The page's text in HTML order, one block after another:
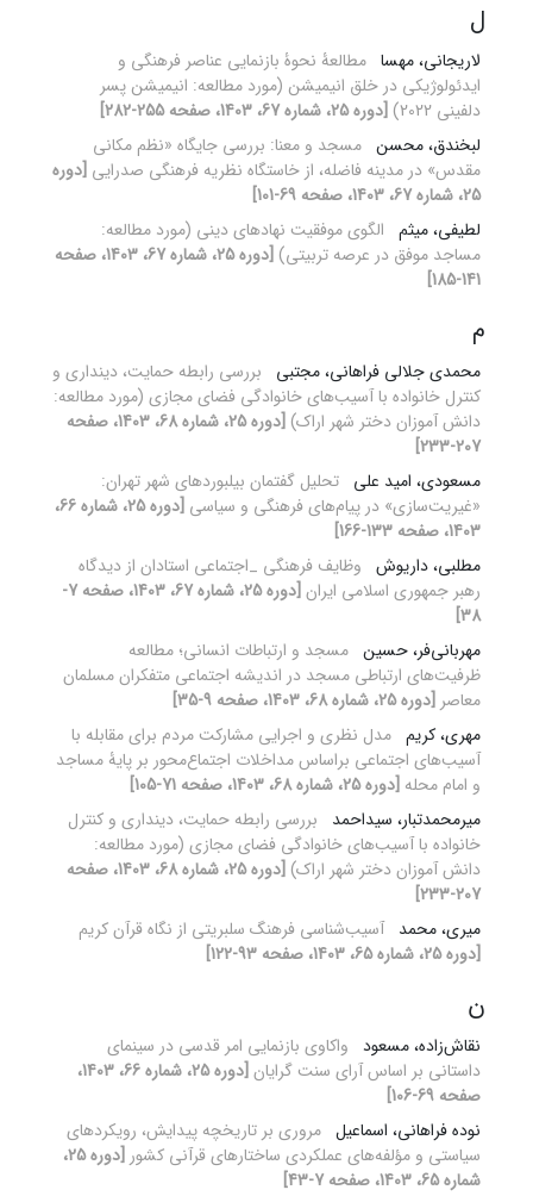
ل
لاریجانی، مهسا مطالعۀ نحوۀ بازنمایی عناصر فرهنگی و
ایدئولوژیکی در خلق انیمیشن (مورد مطالعه: انیمیشن پسر
دلفینی 2022)
[دوره 25، شماره 67، 1403، صفحه 255-282]
لبخندق، محسن مسجد و معنا: بررسی جایگاه «نظم مکانی
مقدس» در مدینه فاضله، از خاستگاه نظریه فرهنگی صدرایی [دوره
25، شماره 67، 1403، صفحه 69-101]
لطیفی، میثم الگوی موفقیت نهادهای دینی (مورد مطالعه:
مساجد موفق در عرصه تربیتی)
[دوره 25، شماره 67، 1403، صفحه
141-185]
م
محمدی جلالی فراهانی، مجتبی
بررسی رابطه حمایت، دینداری و
کنترل خانواده با آسیب‌های خانوادگی فضای مجازی (مورد مطالعه:
دانش آموزان دختر شهر اراک)
[دوره 25، شماره 68، 1403، صفحه
207-233]
مسعودی، امید علی تحلیل گفتمان بیلبوردهای شهر تهران:
«غیریت‌سازی» در پیام‌های فرهنگی و سیاسی
[دوره 25، شماره 66،
1403، صفحه 133-166]
مطلبی، داریوش وظایف فرهنگی _اجتماعی استادان از دیدگاه
رهبر جمهوری اسلامی ایران
[دوره 25، شماره 67، 1403، صفحه 7-
38]
مهربانی‌فر، حسین مسجد و ارتباطات انسانی؛ مطالعه
ظرفیت‌های ارتباطی مسجد در اندیشه اجتماعی متفکران مسلمان
معاصر [دوره 25، شماره 68، 1403، صفحه 9-35]
مهری، کریم مدل نظری و اجرایی مشارکت مردم برای مقابله با
آسیب‌های اجتماعی براساس مداخلات اجتماع‌محور بر پایۀ مساجد
و امام محله [دوره 25، شماره 68، 1403، صفحه 71-105]
میرمحمدتبار، سیداحمد
بررسی رابطه حمایت، دینداری و کنترل
خانواده با آسیب‌های خانوادگی فضای مجازی (مورد مطالعه:
دانش آموزان دختر شهر اراک)
[دوره 25، شماره 68، 1403، صفحه
207-233]
میری، محمد آسیب‌شناسی فرهنگ سلبریتی از نگاه قرآن کریم
[دوره 25، شماره 65، 1403، صفحه 93-122]
ن
نقاش‌زاده، مسعود واکاوی بازنمایی امر قدسی در سینمای
داستانی بر اساس آرای سنت گرایان
[دوره 25، شماره 66، 1403،
صفحه 69-106]
نوده فراهانی، اسماعیل مروری بر تاریخچه پیدایش، رویکردهای
سیاستی و مؤلفه‌های عملکردی ساختارهای قرآنی کشور
[دوره 25،
شماره 65، 1403، صفحه 7-43]